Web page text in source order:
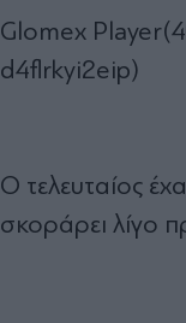
Glomex
d4flrkyi2eip)
Ο τελευταίος
σκοράρει λίγο